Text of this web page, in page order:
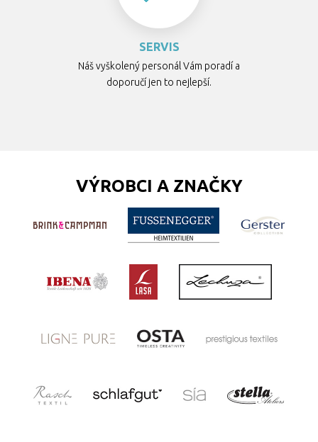
SERVIS
Náš vyškolený personál Vám poradí a
doporučí jen to nejlepší.
VÝROBCI A ZNAČKY